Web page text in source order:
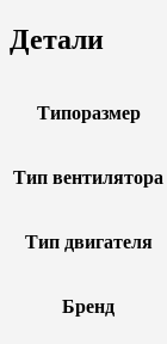
Детали
Типоразмер
Тип вентилятора
Тип двигателя
Бренд